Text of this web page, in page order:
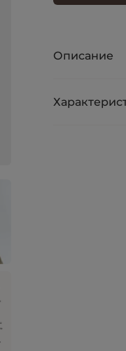
Описание